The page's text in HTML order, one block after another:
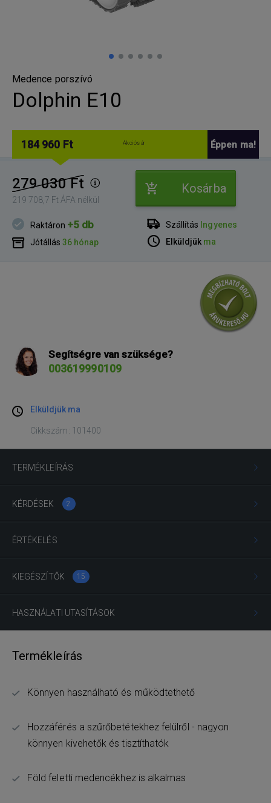
Medence porszívó
Dolphin E10
184 960 Ft Akciós ár Éppen ma!
279 030 Ft
219 708,7 Ft ÁFA nélkül
Kosárba
Raktáron +5 db
Jótállás 36 hónap
Szállítás Ingyenes
Elküldjük ma
Segítségre van szüksége?
003619990109
Elküldjük ma
Cikkszám: 101400
TERMÉKLEÍRÁS
KÉRDÉSEK 2
ÉRTÉKELÉS
KIEGÉSZÍTŐK 15
HASZNÁLATI UTASÍTÁSOK
Termékleírás
Könnyen használható és működtethető
Hozzáférés a szűrőbetétekhez felülről - nagyon
könnyen kivehetők és tisztíthatók
Föld feletti medencékhez is alkalmas